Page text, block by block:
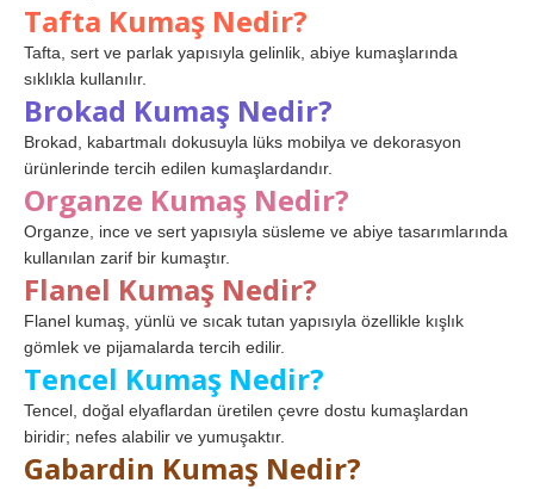
Tafta Kumaş Nedir?
Tafta, sert ve parlak yapısıyla gelinlik, abiye kumaşlarında
sıklıkla kullanılır.
Brokad Kumaş Nedir?
Brokad, kabartmalı dokusuyla lüks mobilya ve dekorasyon
ürünlerinde tercih edilen kumaşlardandır.
Organze Kumaş Nedir?
Organze, ince ve sert yapısıyla süsleme ve abiye tasarımlarında
kullanılan zarif bir kumaştır.
Flanel Kumaş Nedir?
Flanel kumaş, yünlü ve sıcak tutan yapısıyla özellikle kışlık
gömlek ve pijamalarda tercih edilir.
Tencel Kumaş Nedir?
Tencel, doğal elyaflardan üretilen çevre dostu kumaşlardan
biridir; nefes alabilir ve yumuşaktır.
Gabardin Kumaş Nedir?